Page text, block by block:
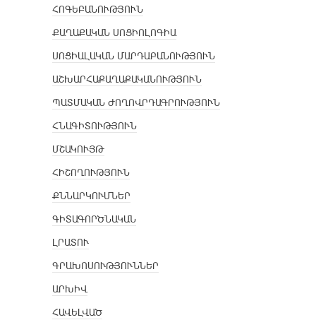
ՀՈԳԵԲԱՆՈՒԹՅՈՒՆ
ՔԱՂԱՔԱԿԱՆ ՍՈՑԻՈԼՈԳԻԱ
ՍՈՑԻԱԼԱԿԱՆ ՄԱՐԴԱԲԱՆՈՒԹՅՈՒՆ
ԱՇԽԱՐՀԱՔԱՂԱՔԱԿԱՆՈՒԹՅՈՒՆ
ՊԱՏՄԱԿԱՆ ԺՈՂՈՎՐԴԱԳՐՈՒԹՅՈՒՆ
ՀՆԱԳԻՏՈՒԹՅՈՒՆ
ՄՇԱԿՈՒՅԹ
ՀԻՇՈՂՈՒԹՅՈՒՆ
ՔՆՆԱՐԿՈՒՄՆԵՐ
ԳԻՏԱԳՈՐԾՆԱԿԱՆ
ԼՐԱՏՈՒ
ԳՐԱԽՈՍՈՒԹՅՈՒՆՆԵՐ
ԱՐԽԻՎ
ՀԱՎԵԼՎԱԾ